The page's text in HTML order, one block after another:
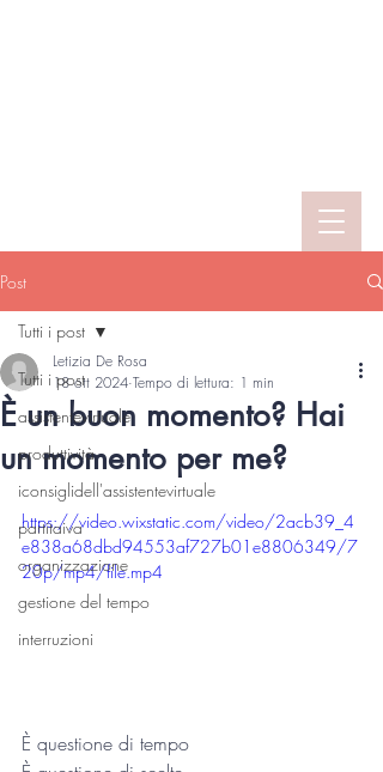
Post
Tutti i post
assistentevirtuale
produttività
iconsiglidell'assistentevirtuale
partitaiva
organizzazione
gestione del tempo
interruzioni
Tutti i post
È un buon momento? Hai
un momento per me?
Letizia De Rosa
18 ott 2024 Tempo di lettura: 1 min
https://video.wixstatic.com/video/2acb39_4
e838a68dbd94553af727b01e8806349/7
20p/mp4/file.mp4
È questione di tempo